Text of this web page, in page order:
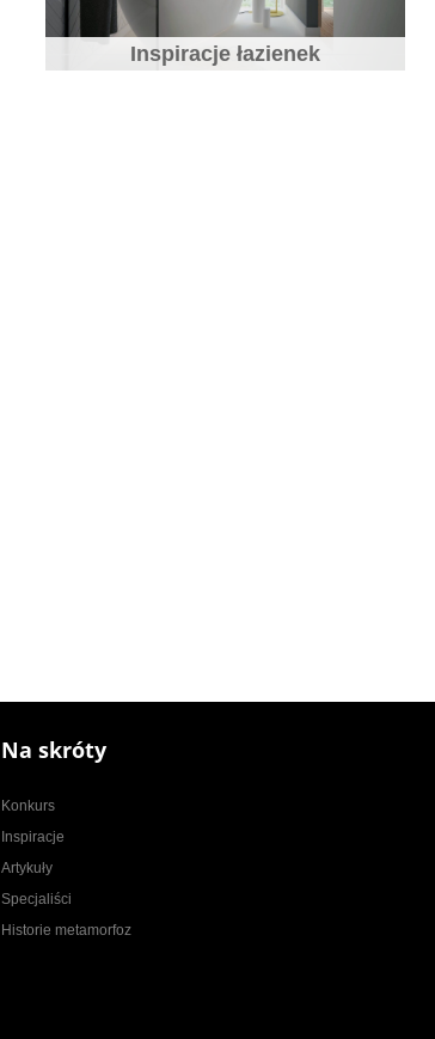
Inspiracje łazienek
Na skróty
Konkurs
Inspiracje
Artykuły
Specjaliści
Historie metamorfoz